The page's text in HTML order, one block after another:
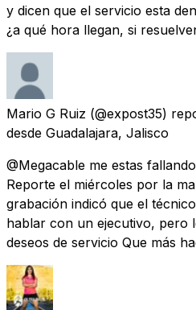
y dicen que el servicio esta
¿a qué hora llegan, si
Mario G Ruiz (@expost35)
desde Guadalajara, Jalisco
@Megacable me estas
Reporte el miércoles por la
grabación indicó que el
hablar con un ejecutivo, pero
deseos de servicio Que más